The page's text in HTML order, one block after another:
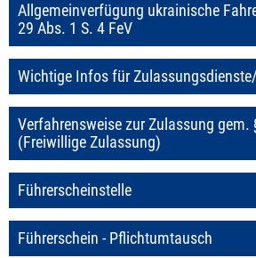
Allgemeinverfügung ukrainische
29 Abs. 1 S. 4 FeV
Wichtige Infos für
Verfahrensweise zur Zulassung gem.
(Freiwillige Zulassung)
Führerscheinstelle
Führerschein - Pflichtumtausch